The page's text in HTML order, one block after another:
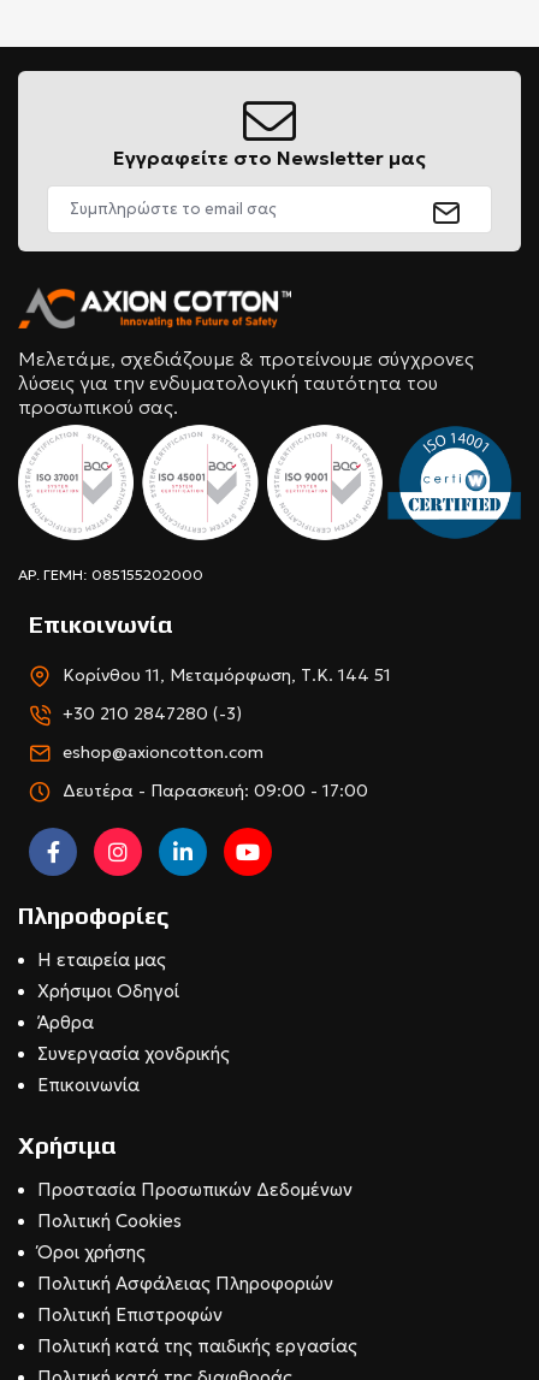
Εγγραφείτε στο Newsletter μας
Μελετάμε, σχεδιάζουμε & προτείνουμε σύγχρονες
λύσεις για την ενδυματολογική ταυτότητα του
προσωπικού σας.
ΑΡ. ΓΕΜΗ: 085155202000
Επικοινωνία
Κορίνθου 11, Μεταμόρφωση, Τ.Κ. 144 51
+30 210 2847280 (-3)
eshop@axioncotton.com
Δευτέρα - Παρασκευή: 09:00 - 17:00
Πληροφορίες
Η εταιρεία μας
Χρήσιμοι Οδηγοί
Άρθρα
Συνεργασία χονδρικής
Επικοινωνία
Χρήσιμα
Προστασία Προσωπικών Δεδομένων
Πολιτική Cookies
Όροι χρήσης
Πολιτική Ασφάλειας Πληροφοριών
Πολιτική Επιστροφών
Πολιτική κατά της παιδικής εργασίας